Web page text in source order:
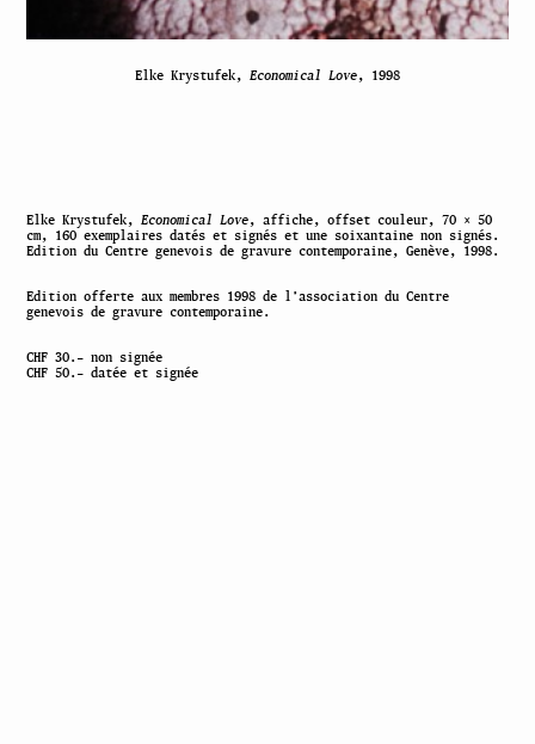
Elke Krystufek, Economical Love, 1998
Elke Krystufek,Economical Love, affiche, offset couleur, 70 × 50
cm, 160 exemplaires datés et signés et une soixantaine non signés.
Edition du Centre genevois de gravure contemporaine, Genève, 1998.
Edition offerte aux membres 1998 de l’association du Centre
genevois de gravure contemporaine.
CHF 30.– non signée
CHF 50.– datée et signée